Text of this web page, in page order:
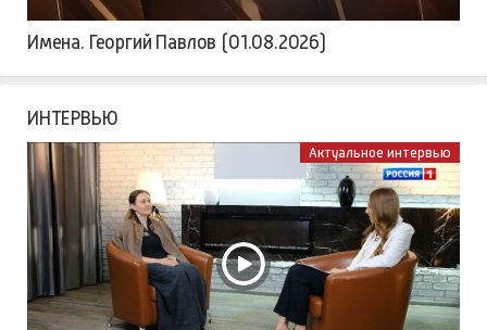
Имена. Георгий Павлов (01.08.2026)
ИНТЕРВЬЮ
Актуальное интервью